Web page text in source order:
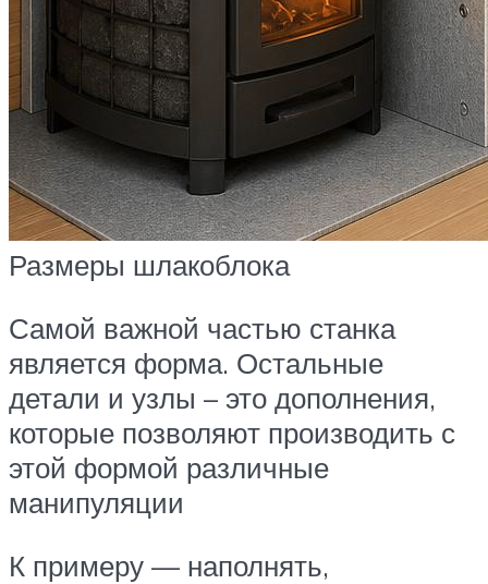
Размеры шлакоблока
Самой важной частью станка
является форма. Остальные
детали и узлы – это дополнения,
которые позволяют производить с
этой формой различные
манипуляции
К примеру — наполнять,